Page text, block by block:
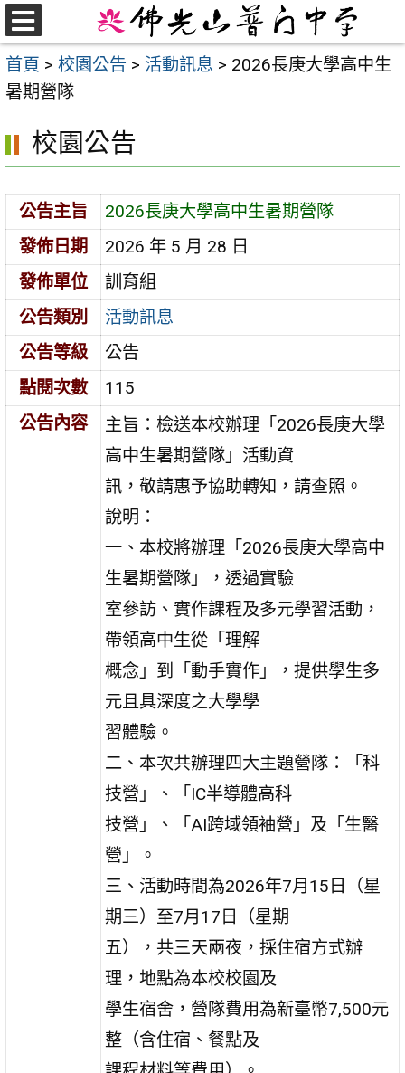
跳
至
主
要
首頁 > 校園公告 > 活動訊息 > 2026長庚大學高中生
暑期營隊
校園公告
公告主旨
2026長庚大學高中生暑期營隊
發佈日期
2026 年 5 月 28 日
發佈單位
訓育組
公告類別
活動訊息
公告等級
公告
點閱次數
115
公告內容
主旨：檢送本校辦理「2026長庚大學
高中生暑期營隊」活動資
訊，敬請惠予協助轉知，請查照。
說明：
一、本校將辦理「2026長庚大學高中
生暑期營隊」，透過實驗
室參訪、實作課程及多元學習活動，
帶領高中生從「理解
概念」到「動手實作」，提供學生多
元且具深度之大學學
習體驗。
二、本次共辦理四大主題營隊：「科
技營」、「IC半導體高科
技營」、「AI跨域領袖營」及「生醫
營」。
三、活動時間為2026年7月15日（星
期三）至7月17日（星期
五），共三天兩夜，採住宿方式辦
理，地點為本校校園及
學生宿舍，營隊費用為新臺幣7,500元
整（含住宿、餐點及
選
單